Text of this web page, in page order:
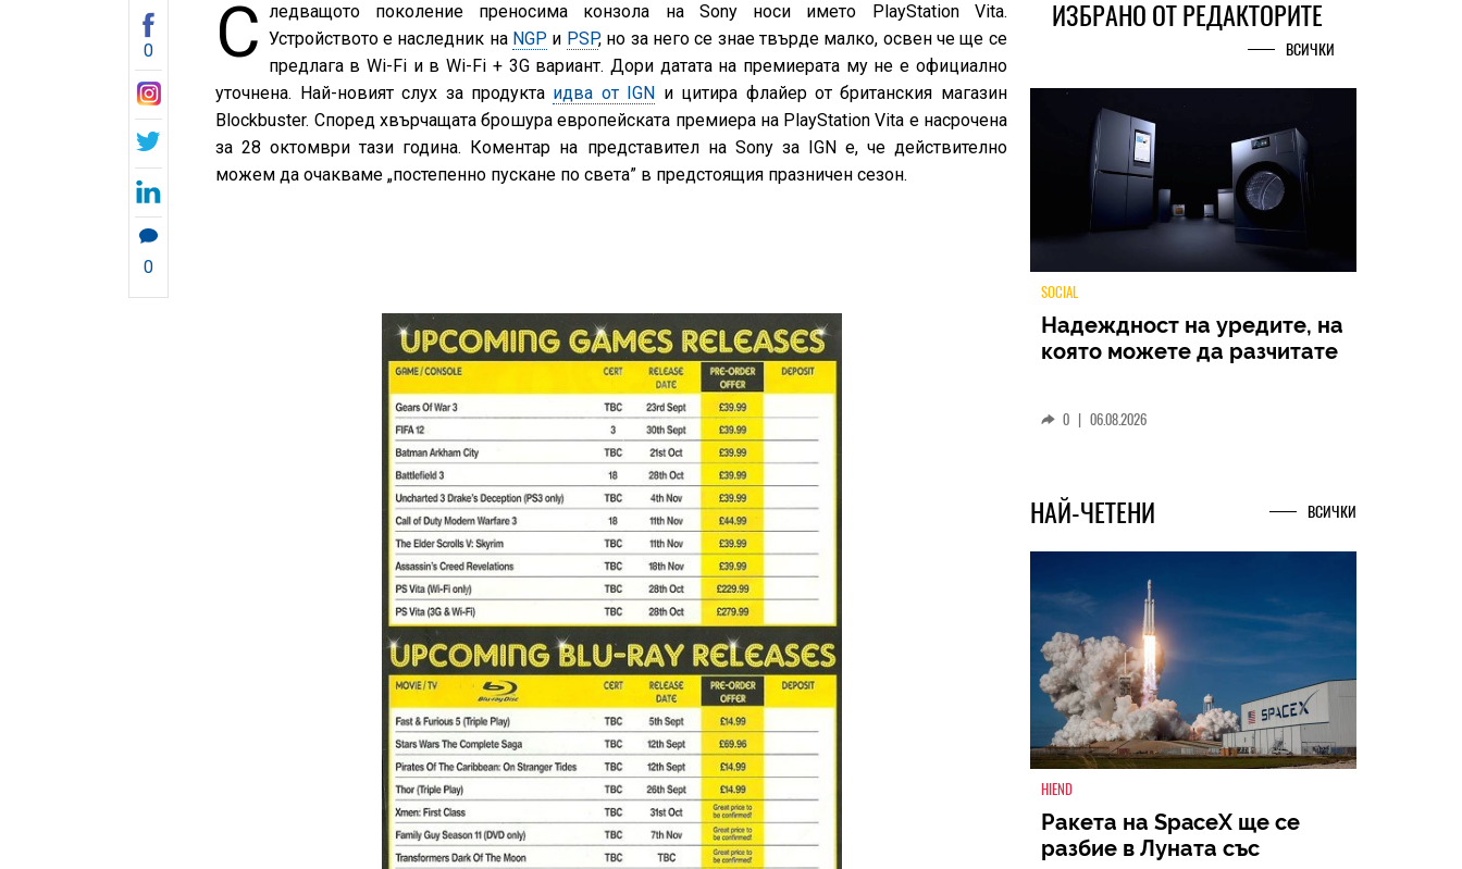
0
0
С ледващото поколение преносима конзола на Sony носи името PlayStation Vita.
Устройството е наследник на NGP и PSP, но за него се знае твърде малко, освен че ще се
предлага в Wi-Fi и в Wi-Fi + 3G вариант. Дори датата на премиерата му не е официално
уточнена. Най-новият слух за продукта идва от IGN и цитира флайер от британския магазин
Blockbuster. Според хвърчащата брошура европейската премиера на PlayStation Vita е насрочена
за 28 октомври тази година. Коментар на представител на Sony за IGN е, че действително
можем да очакваме „постепенно пускане по света” в предстоящия празничен сезон.
ИЗБРАНО ОТ РЕДАКТОРИТЕ
ВСИЧКИ
TECH
Ultra – ново име, познато
НАЙ-ЧЕТЕНИ
HIEND